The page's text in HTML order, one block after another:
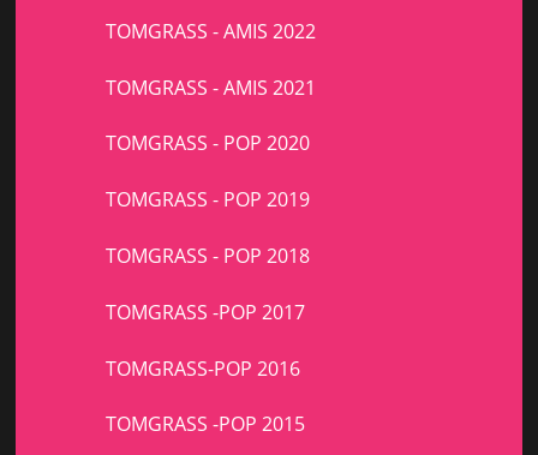
TOMGRASS - AMIS 2022
TOMGRASS - AMIS 2021
TOMGRASS - POP 2020
TOMGRASS - POP 2019
TOMGRASS - POP 2018
TOMGRASS -POP 2017
TOMGRASS-POP 2016
TOMGRASS -POP 2015